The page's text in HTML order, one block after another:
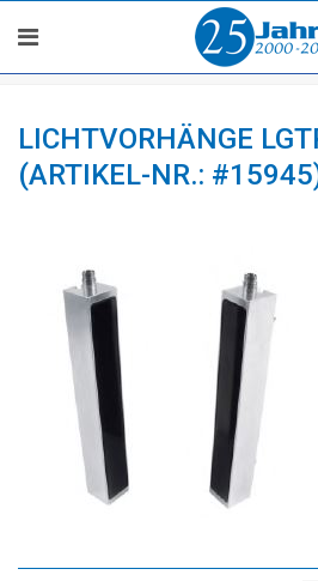
LICHTVORHÄNGE
(ARTIKEL-NR.: